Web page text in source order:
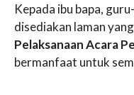
Kepada ibu bapa,
disediakan laman
Pelaksanaan Acara
bermanfaat untuk